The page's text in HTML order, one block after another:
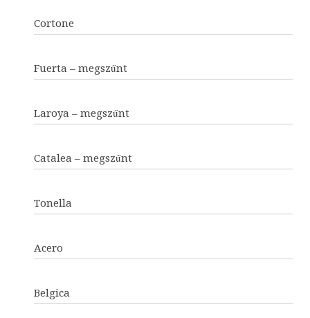
Cortone
Fuerta – megszűnt
Laroya – megszűnt
Catalea – megszűnt
Tonella
Acero
Belgica